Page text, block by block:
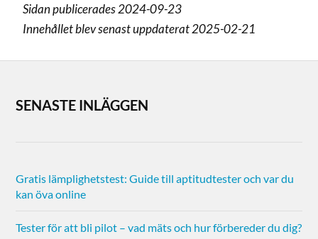
Sidan publicerades 2024-09-23
Innehållet blev senast uppdaterat 2025-02-21
SENASTE INLÄGGEN
Gratis lämplighetstest: Guide till aptitudtester och var du
kan öva online
Tester för att bli pilot – vad mäts och hur förbereder du dig?